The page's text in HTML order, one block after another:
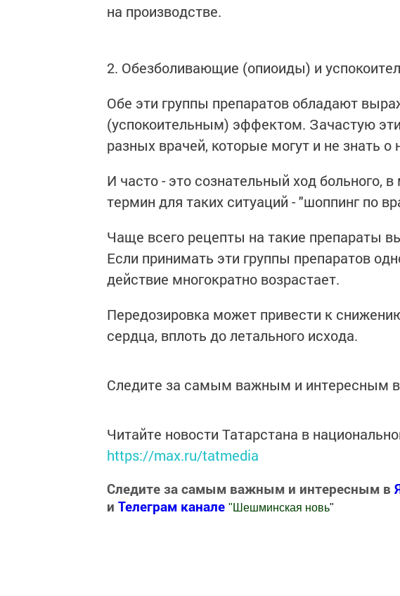
на производстве.
2. Обезболивающие (опиоиды) и
Обе эти группы препаратов обладают
(успокоительным) эффектом. Зачастую
разных врачей, которые могут и не знать о
И часто - это сознательный ход больного,
термин для таких ситуаций - "шоппинг по
Чаще всего рецепты на такие
Если принимать эти группы препаратов
действие многократно возрастает.
Передозировка может привести к
сердца, вплоть до летального исхода.
Следите за самым важным и интересным в
Читайте новости Татарстана в
https://max.ru/tatmedia
Следите за самым важным и интересным в
и Телеграм канале " Шешминская новь"